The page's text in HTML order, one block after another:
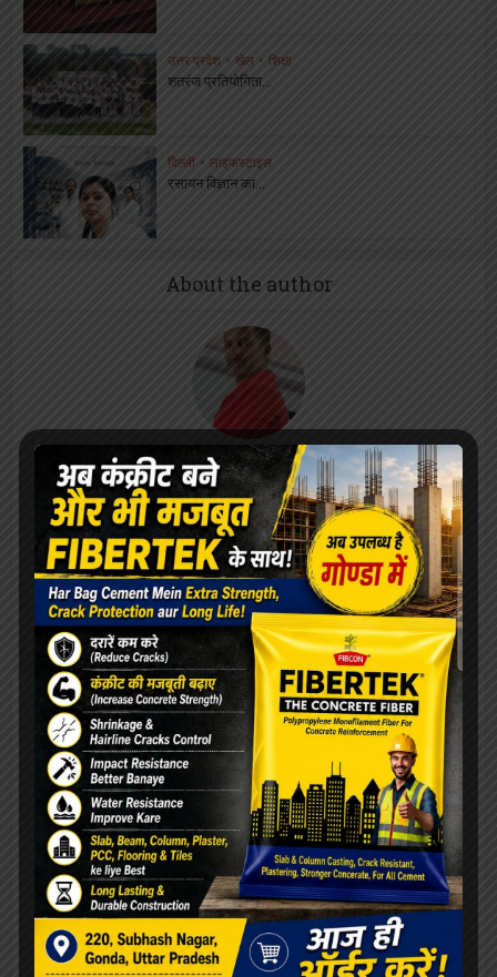
उत्तर प्रदेश • खेल • शिक्षा
शतरंज प्रतियोगिता...
दिल्ली • लाइफस्टाइल
रसायन विज्ञान का...
About the author
राजेंद्र सिंह
राजेंद्र सिंह (सम्पादक)
View all posts
Our Advertisement